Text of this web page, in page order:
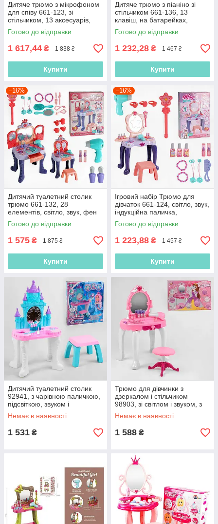
Дитяче трюмо з мікрофоном
для співу 661-123, зі
стільчиком, 13 аксесуарів,
світло, 16 мелодій, фен
Готово до відправки
1 617,44 ₴ 1 838 ₴
Купити
Дитяче трюмо з піаніно зі
стільчиком 661-136, 13
клавіш, на батарейках,
світло, звук, аксесуари
Готово до відправки
1 232,28 ₴ 1 467 ₴
Купити
–16%
Дитячий туалетний столик
трюмо 661-132, 28
елементів, світло, звук, фен
на батарейках, стільчик,
аксесуари
Готово до відправки
1 575 ₴ 1 875 ₴
Купити
–16%
Ігровий набір Трюмо для
дівчаток 661-124, світло, звук,
індукційна паличка,
аксесуари
Готово до відправки
1 223,88 ₴ 1 457 ₴
Купити
Дитячий туалетний столик
92941, з чарівною паличкою,
підсвіткою, звуком і
мелодіями, з феном і
аксесуарами
Немає в наявності
1 531 ₴
Трюмо для дівчинки з
дзеркалом і стільчиком
98903, зі світлом і звуком, з
феном на батарейках і
аксесуарами
Немає в наявності
1 588 ₴